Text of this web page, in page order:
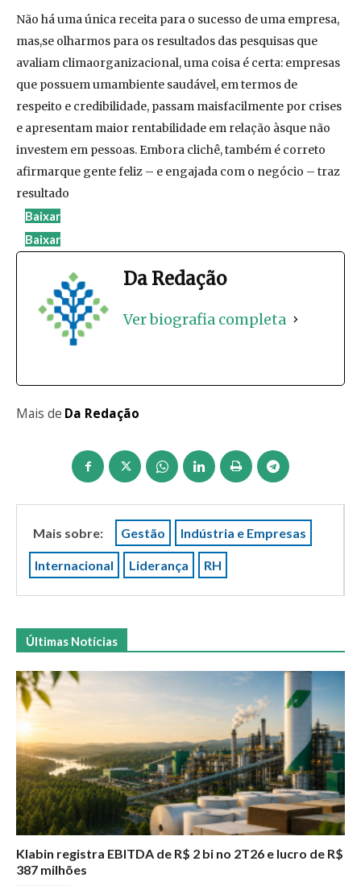
Não há uma única receita para o sucesso de uma empresa,
mas,se olharmos para os resultados das pesquisas que
avaliam climaorganizacional, uma coisa é certa: empresas
que possuem umambiente saudável, em termos de
respeito e credibilidade, passam maisfacilmente por crises
e apresentam maior rentabilidade em relação àsque não
investem em pessoas. Embora clichê, também é correto
afirmarque gente feliz – e engajada com o negócio – traz
resultado
Baixar
Baixar
Da Redação
Ver biografia completa
Mais de Da Redação
Mais sobre: Gestão Indústria e Empresas
Internacional Liderança RH
Últimas Notícias
Klabin registra EBITDA de R$ 2 bi no 2T26 e lucro de R$
387 milhões